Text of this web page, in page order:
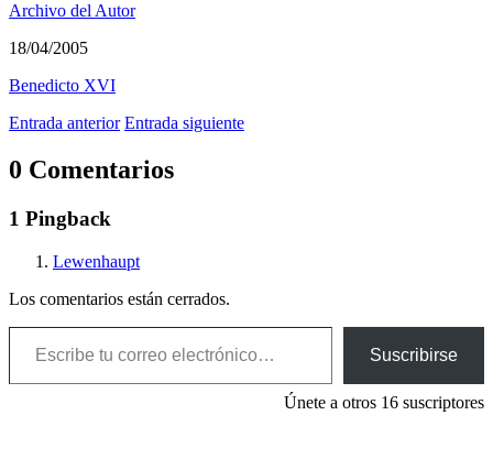
Archivo del Autor
18/04/2005
Benedicto XVI
Entrada anterior Entrada siguiente
0 Comentarios
1 Pingback
Lewenhaupt
Los comentarios están cerrados.
Escribe tu correo electrónico…
Suscribirse
Únete a otros 16 suscriptores